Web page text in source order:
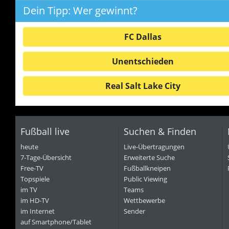
Dein Tipp: Wer gewinnt?
FC Dallas
Unentschieden
Real Salt Lake City
Fußball live
heute
7-Tage-Übersicht
Free-TV
Topspiele
im TV
im HD-TV
im Internet
auf Smartphone/Tablet
Suchen & Finden
Live-Übertragungen
Erweiterte Suche
Fußballkneipen
Public Viewing
Teams
Wettbewerbe
Sender